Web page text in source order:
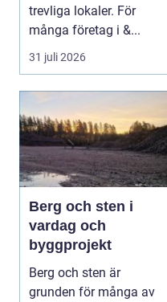
trevliga lokaler. För
många företag i &...
31 juli 2026
Berg och sten i
vardag och
byggprojekt
Berg och sten är
grunden för många av